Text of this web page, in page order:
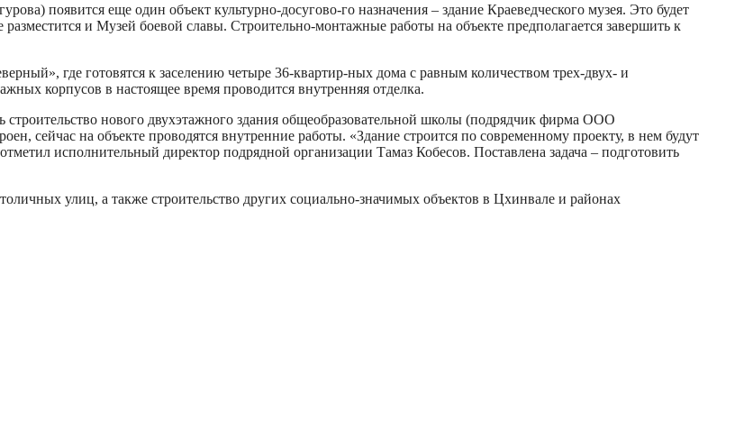
появится еще один объект культурно-досугово-го назначения – здание Краеведческого музея. Это будет
и Музей боевой славы. Строительно-монтажные работы на объекте предполагается завершить к
где готовятся к заселению четыре 36-квартир-ных дома с равным количеством трех-двух- и
корпусов в настоящее время проводится внутренняя отделка.
нового двухэтажного здания общеобразовательной школы (подрядчик фирма ООО
сейчас на объекте проводятся внутренние работы. «Здание строится по современному проекту, в нем будут
исполнительный директор подрядной организации Тамаз Кобесов. Поставлена задача – подготовить
улиц, а также строительство других социально-значимых объектов в Цхинвале и районах